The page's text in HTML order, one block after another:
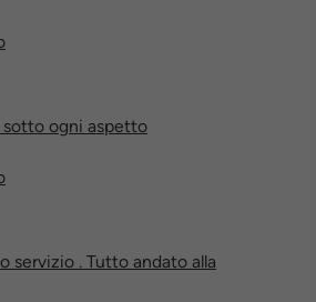
ogni aspetto
servizio . Tutto andato alla